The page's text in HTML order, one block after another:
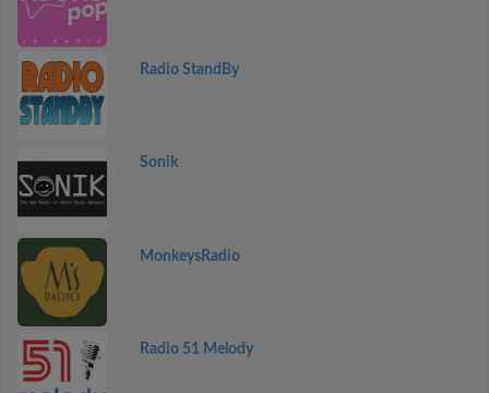
Radio StandBy
Sonik
MonkeysRadio
Radio 51 Melody